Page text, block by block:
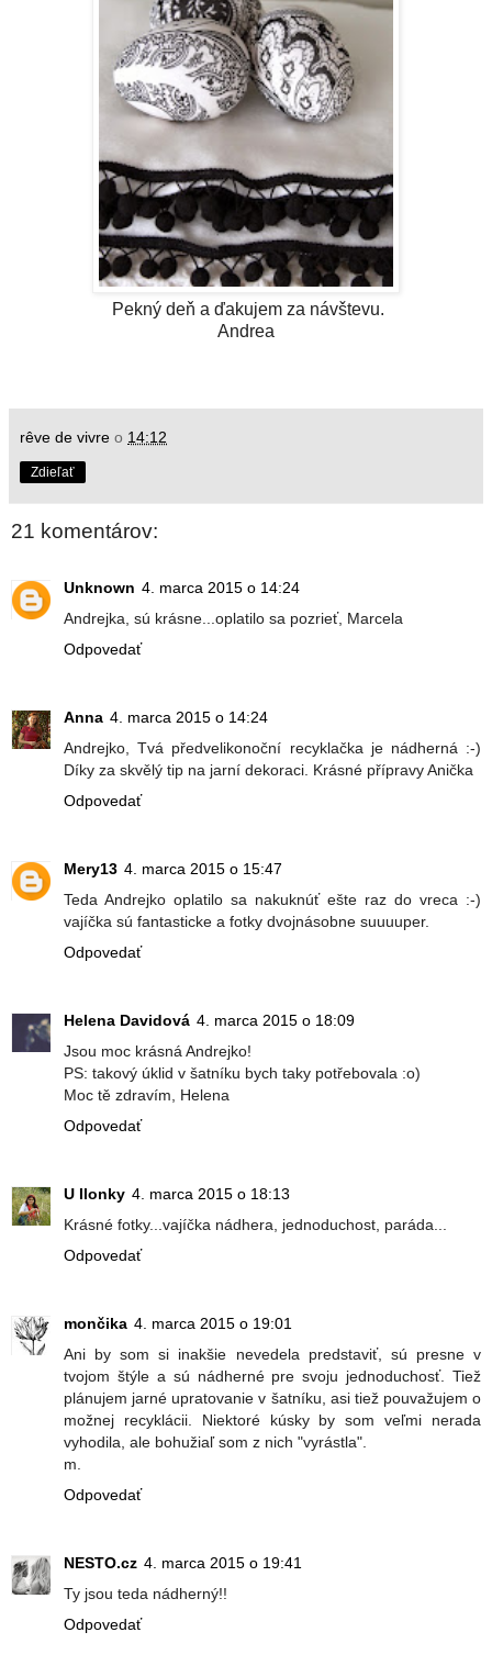
Pekný deň a ďakujem za návštevu.
Andrea
rêve de vivre o 14:12
Zdieľať
21 komentárov:
Unknown 4. marca 2015 o 14:24
Andrejka, sú krásne...oplatilo sa pozrieť, Marcela
Odpovedať
Anna 4. marca 2015 o 14:24
Andrejko, Tvá předvelikonoční recyklačka je nádherná :-)
Díky za skvělý tip na jarní dekoraci. Krásné přípravy Anička
Odpovedať
Mery13 4. marca 2015 o 15:47
Teda Andrejko oplatilo sa nakuknúť ešte raz do vreca :-)
vajíčka sú fantasticke a fotky dvojnásobne suuuuper.
Odpovedať
Helena Davidová 4. marca 2015 o 18:09
Jsou moc krásná Andrejko!
PS: takový úklid v šatníku bych taky potřebovala :o)
Moc tě zdravím, Helena
Odpovedať
U Ilonky 4. marca 2015 o 18:13
Krásné fotky...vajíčka nádhera, jednoduchost, paráda...
Odpovedať
mončika 4. marca 2015 o 19:01
Ani by som si inakšie nevedela predstaviť, sú presne v
tvojom štýle a sú nádherné pre svoju jednoduchosť. Tiež
plánujem jarné upratovanie v šatníku, asi tiež pouvažujem o
možnej recyklácii. Niektoré kúsky by som veľmi nerada
vyhodila, ale bohužiaľ som z nich "vyrástla".
m.
Odpovedať
NESTO.cz 4. marca 2015 o 19:41
Ty jsou teda nádherný!!
Odpovedať